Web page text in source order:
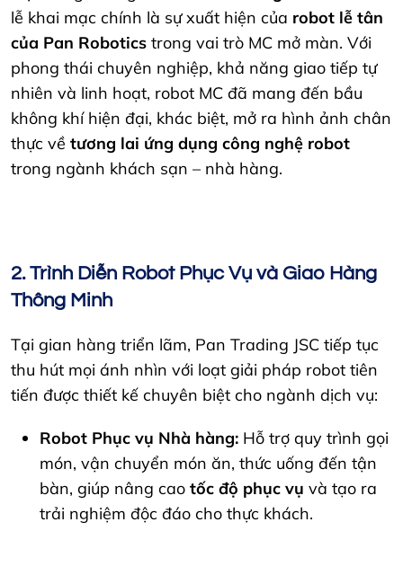
lễ khai mạc chính là sự xuất hiện của robot lễ tân
của Pan Robotics trong vai trò MC mở màn. Với
phong thái chuyên nghiệp, khả năng giao tiếp tự
nhiên và linh hoạt, robot MC đã mang đến bầu
không khí hiện đại, khác biệt, mở ra hình ảnh chân
thực về tương lai ứng dụng công nghệ robot
trong ngành khách sạn – nhà hàng.
2. Trình Diễn Robot Phục Vụ và Giao Hàng
Thông Minh
Tại gian hàng triển lãm, Pan Trading JSC tiếp tục
thu hút mọi ánh nhìn với loạt giải pháp robot tiên
tiến được thiết kế chuyên biệt cho ngành dịch vụ:
Robot Phục vụ Nhà hàng: Hỗ trợ quy trình gọi
món, vận chuyển món ăn, thức uống đến tận
bàn, giúp nâng cao tốc độ phục vụ và tạo ra
trải nghiệm độc đáo cho thực khách.